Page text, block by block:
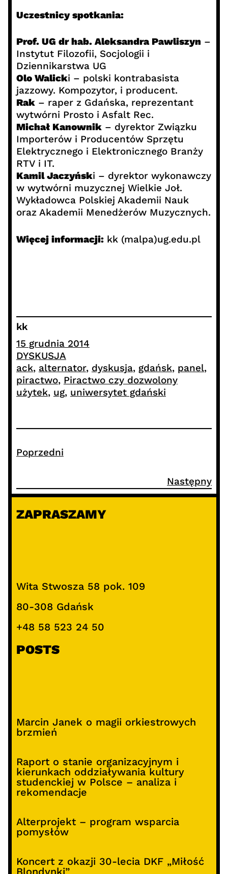
Uczestnicy spotkania:
Prof. UG dr hab. Aleksandra Pawliszyn –
Instytut Filozofii, Socjologii i
Dziennikarstwa UG
Olo Walicki – polski kontrabasista
jazzowy. Kompozytor, i producent.
Rak– raper z Gdańska, reprezentant
wytwórni Prosto i Asfalt Rec.
Michał Kanownik– dyrektor Związku
Importerów i Producentów Sprzętu
Elektrycznego i Elektronicznego Branży
RTV i IT.
Kamil Jaczyński – dyrektor wykonawczy
w wytwórni muzycznej Wielkie Joł.
Wykładowca Polskiej Akademii Nauk
oraz Akademii Menedżerów Muzycznych.
Więcej informacji:kk (malpa)ug.edu.pl
kk
15 grudnia 2014
DYSKUSJA
ack, alternator, dyskusja, gdańsk, panel ,
piractwo, Piractwo czy dozwolony
użytek, ug, uniwersytet gdański
Poprzedni
Następny
ZAPRASZAMY
Wita Stwosza 58 pok. 109
80-308 Gdańsk
+48 58 523 24 50
POSTS
Marcin Janek o magii orkiestrowych
brzmień
Raport o stanie organizacyjnym i
kierunkach oddziaływania kultury
studenckiej w Polsce – analiza i
rekomendacje
Alterprojekt – program wsparcia
pomysłów
Koncert z okazji 30-lecia DKF „Miłość
Blondynki”